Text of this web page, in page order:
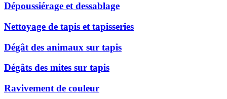
Dépoussiérage et dessablage
Nettoyage de tapis et tapisseries
Dégât des animaux sur tapis
Dégâts des mites sur tapis
Ravivement de couleur